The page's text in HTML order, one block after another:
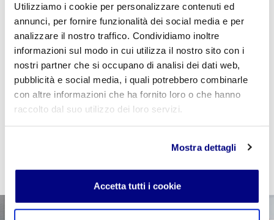
Utilizziamo i cookie per personalizzare contenuti ed
annunci, per fornire funzionalità dei social media e per
analizzare il nostro traffico. Condividiamo inoltre
informazioni sul modo in cui utilizza il nostro sito con i
nostri partner che si occupano di analisi dei dati web,
pubblicità e social media, i quali potrebbero combinarle
con altre informazioni che ha fornito loro o che hanno
raccolto dal suo utilizzo dei loro servizi.
Mostra dettagli
Accetta tutti i cookie
Se sei studente della scuola utilizza il coupon
"CPVIDEOPILLOLA" in fase di checkout per azzerare
il costo della VideoPillola
AGGIUNGI AL CARRELLO